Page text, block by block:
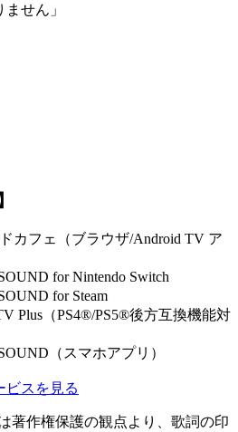
せん」
カフェ（ブラウザ/Android TV ア
for Nintendo Switch
for Steam
Plus（PS4®/PS5®後方互換機能対
（スマホアプリ）
ビスを見る
著作権保護の観点より、歌詞の印